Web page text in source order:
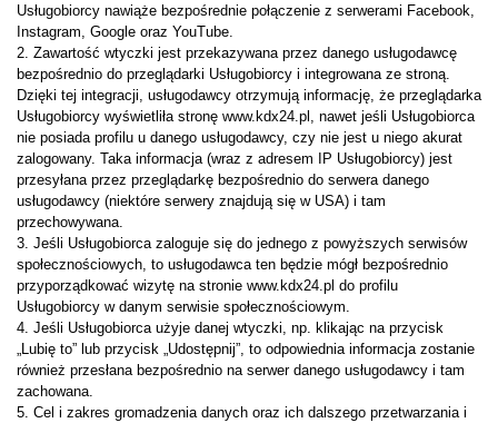
Usługobiorcy nawiąże bezpośrednie połączenie z serwerami Facebook,
Instagram, Google oraz YouTube.
2. Zawartość wtyczki jest przekazywana przez danego usługodawcę
bezpośrednio do przeglądarki Usługobiorcy i integrowana ze stroną.
Dzięki tej integracji, usługodawcy otrzymują informację, że przeglądarka
Usługobiorcy wyświetliła stronę www.kdx24.pl, nawet jeśli Usługobiorca
nie posiada profilu u danego usługodawcy, czy nie jest u niego akurat
zalogowany. Taka informacja (wraz z adresem IP Usługobiorcy) jest
przesyłana przez przeglądarkę bezpośrednio do serwera danego
usługodawcy (niektóre serwery znajdują się w USA) i tam
przechowywana.
3. Jeśli Usługobiorca zaloguje się do jednego z powyższych serwisów
społecznościowych, to usługodawca ten będzie mógł bezpośrednio
przyporządkować wizytę na stronie www.kdx24.pl do profilu
Usługobiorcy w danym serwisie społecznościowym.
4. Jeśli Usługobiorca użyje danej wtyczki, np. klikając na przycisk
„Lubię to” lub przycisk „Udostępnij”, to odpowiednia informacja zostanie
również przesłana bezpośrednio na serwer danego usługodawcy i tam
zachowana.
5. Cel i zakres gromadzenia danych oraz ich dalszego przetwarzania i